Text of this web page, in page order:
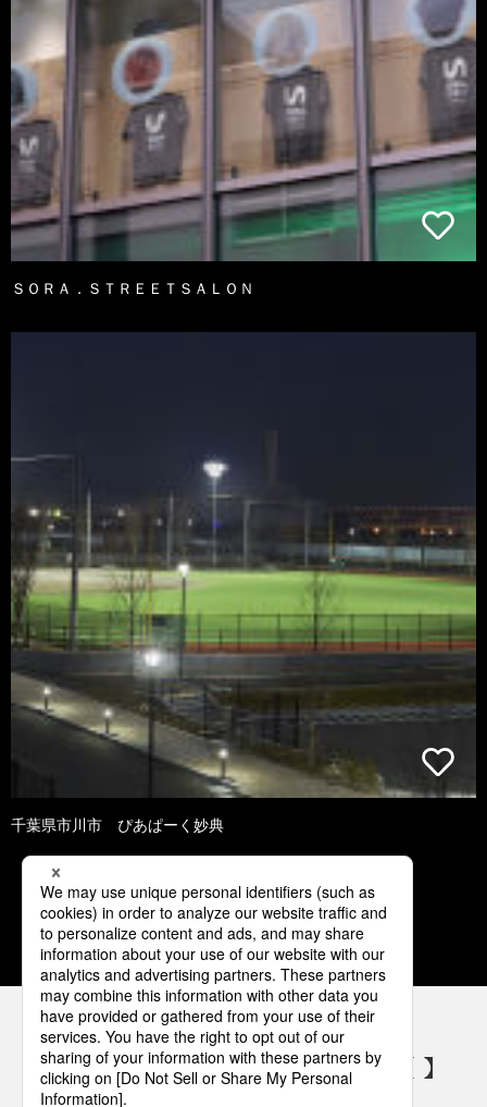
ＳＯＲＡ．ＳＴＲＥＥＴＳＡＬＯＮ
千葉県市川市 ぴあぱーく妙典
3 4 5 6 7
パナソニックの電気設備 SNSアカウント